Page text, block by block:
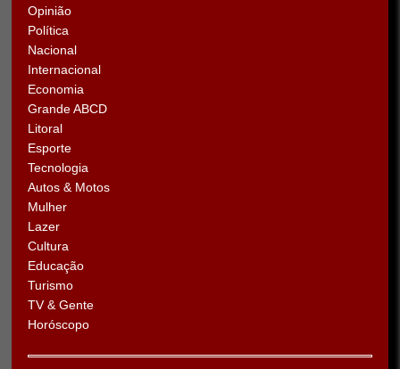
Opinião
Política
Nacional
Internacional
Economia
Grande ABCD
Litoral
Esporte
Tecnologia
Autos & Motos
Mulher
Lazer
Cultura
Educação
Turismo
TV & Gente
Horóscopo